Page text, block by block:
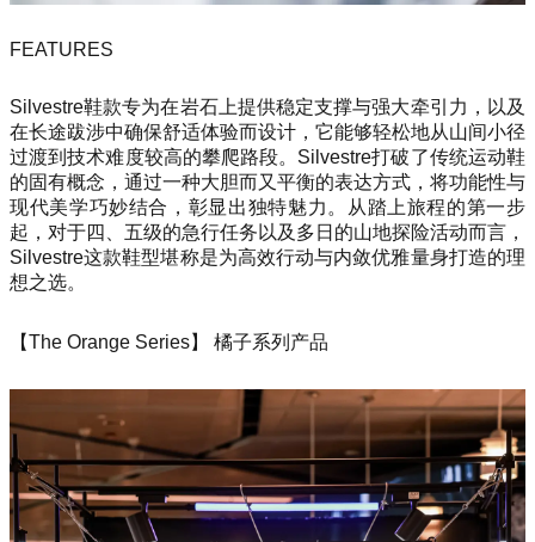
FEATURES
Silvestre鞋款专为在岩石上提供稳定支撑与强大牵引力，以及
在长途跋涉中确保舒适体验而设计，它能够轻松地从山间小径
过渡到技术难度较高的攀爬路段。Silvestre打破了传统运动鞋
的固有概念，通过一种大胆而又平衡的表达方式，将功能性与
现代美学巧妙结合，彰显出独特魅力。从踏上旅程的第一步
起，对于四、五级的急行任务以及多日的山地探险活动而言，
Silvestre这款鞋型堪称是为高效行动与内敛优雅量身打造的理
想之选。
【The Orange Series】 橘子系列产品